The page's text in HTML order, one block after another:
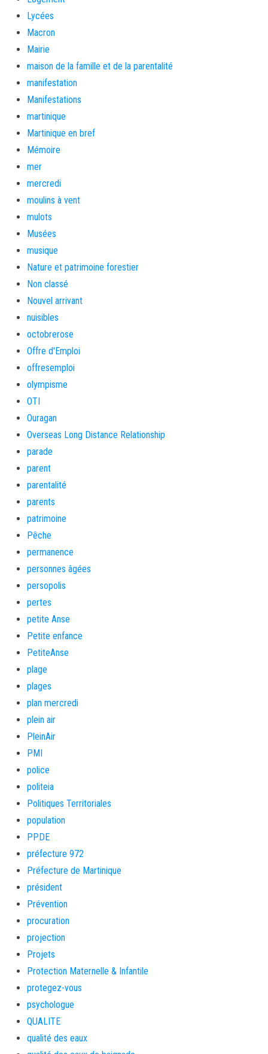
Lycées
Macron
Mairie
maison de la famille et de la parentalité
manifestation
Manifestations
martinique
Martinique en bref
Mémoire
mer
mercredi
moulins à vent
mulots
Musées
musique
Nature et patrimoine forestier
Non classé
Nouvel arrivant
nuisibles
octobrerose
Offre d'Emploi
offresemploi
olympisme
OTI
Ouragan
Overseas Long Distance Relationship
parade
parent
parentalité
parents
patrimoine
Pêche
permanence
personnes âgées
persopolis
pertes
petite Anse
Petite enfance
PetiteAnse
plage
plages
plan mercredi
plein air
PleinAir
PMI
police
politeia
Politiques Territoriales
population
PPDE
préfecture 972
Préfecture de Martinique
président
Prévention
procuration
projection
Projets
Protection Maternelle & Infantile
protegez-vous
psychologue
QUALITE
qualité des eaux